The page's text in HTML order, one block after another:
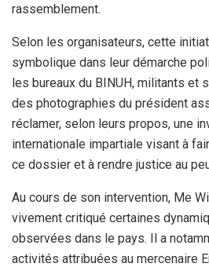
rassemblement.
Selon les organisateurs, cette
symbolique dans leur démarche
les bureaux du BINUH, militants et
des photographies du président
réclamer, selon leurs propos, une
internationale impartiale visant à
ce dossier et à rendre justice au
Au cours de son intervention, Me
vivement critiqué certaines
observées dans le pays. Il a
activités attribuées au mercenaire